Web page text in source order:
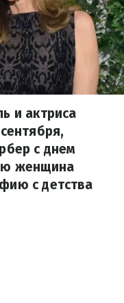
и актриса
с днем
женщина
с детства